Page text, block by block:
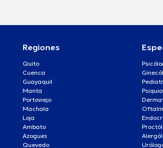
Regiones
Quito
Cuenca
Guayaquil
Manta
Portoviejo
Machala
Loja
Ambato
Azogues
Quevedo